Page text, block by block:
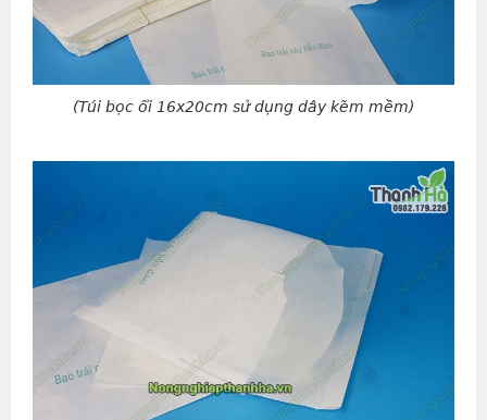
(Túi bọc ổi 16x20cm sử dụng dây kẽm mềm)